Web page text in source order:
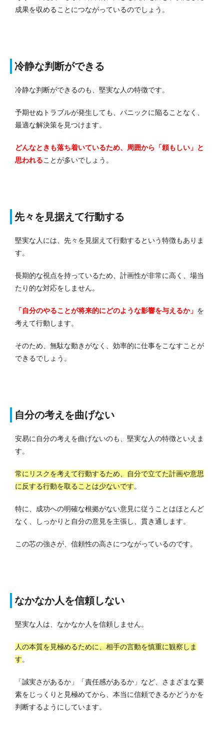
成果を収めることにつながっているのでしょう。
冷静な判断ができる
冷静な判断ができるのも、堅実な人の特徴です。
予期せぬトラブルが発生しても、パニックに陥ることなく、
最適な解決策を見つけます。
どんなときも落ち着いているため、周囲から「頼もしい」と
思われることが多いでしょう。
先々を見据えて行動する
堅実な人には、先々を見据えて行動するという特徴もありま
す。
長期的な視点を持っているため、計画性が非常に高く、場当
たり的な対応をしません。
「自分のやることが将来的にどのような影響を与えるか」 を
考えて行動します。
そのため、無駄な動きがなく、効率的に仕事をこなすことが
できるでしょう。
自分の考えを曲げない
安易に自分の考えを曲げないのも、堅実な人の特徴といえま
す。
常にリスクを考えて行動するため、自分で立てた計画や意思
に反する行動を取ることは少ないです。
特に、成功への明確な根拠がない意見に従うことはほとんど
なく、しっかりと自分の意見を主張し、貫き通します。
この芯の強さが、信頼性の高さにつながっているのです。
なかなか人を信頼しない
堅実な人は、なかなか人を信頼しません。
人の本質を見極めるために、相手の言動を慎重に観察しま
す。
「誠実さがあるか」「責任感があるか」など、さまざまな要
素をじっくりと見極めてから、本当に信頼できるかどうかを
判断するようにしています。